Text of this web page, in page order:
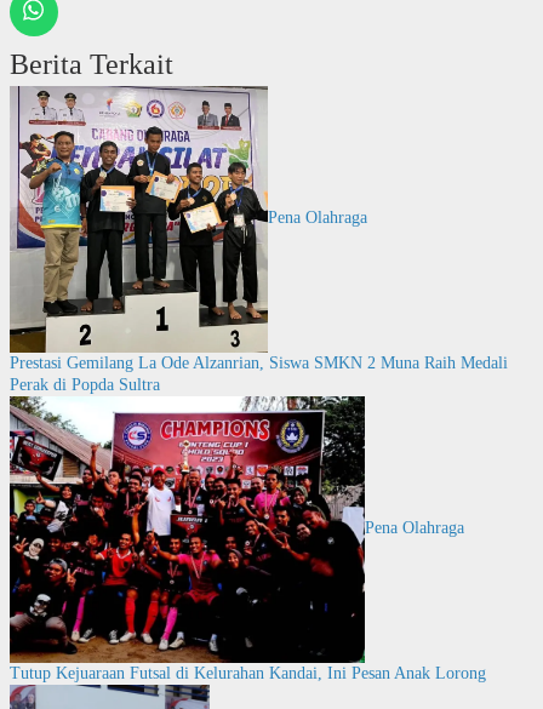
Berita Terkait
Pena Olahraga
Prestasi Gemilang La Ode Alzanrian, Siswa SMKN 2 Muna Raih Medali
Perak di Popda Sultra
Pena Olahraga
Tutup Kejuaraan Futsal di Kelurahan Kandai, Ini Pesan Anak Lorong